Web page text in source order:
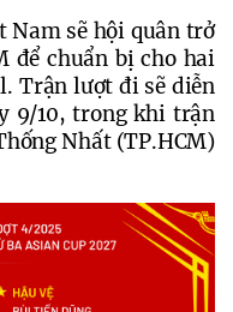
Nam sẽ hội quân trở
để chuẩn bị cho hai
Trận lượt đi sẽ diễn
9/10, trong khi trận
Nhất (TP.HCM)